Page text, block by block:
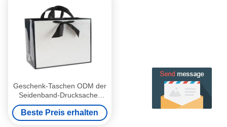
Geschenk-Taschen ODM der
Seidenband-Drucksache-
Fördermaschinen-Taschen-
110*50*190mm einfaches
Beste Preis erhalten